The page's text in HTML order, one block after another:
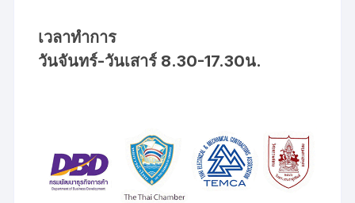
เวลาทำการ
วันจันทร์-วันเสาร์ 8.30-17.30น.